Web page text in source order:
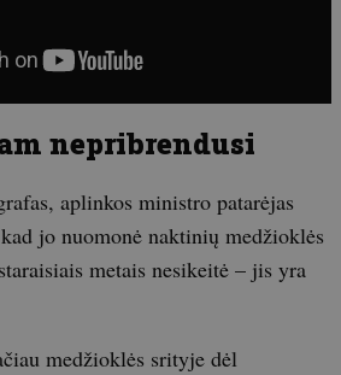
nepribrendusi
aplinkos ministro patarėjas
jo nuomonė naktinių medžioklės
metais nesikeitė – jis yra
medžioklės srityje dėl